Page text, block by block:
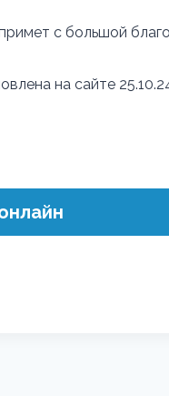
с большой
на сайте